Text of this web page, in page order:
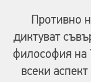
Противно
диктуват
философия на
всеки